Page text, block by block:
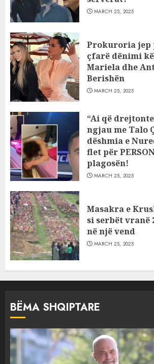
MARCH 25, 2025
Prokuroria jep
çfarë dënimi
Mariela dhe
Berishën
MARCH 25, 2025
“Ai që
ngjau me Talo
dëshmia e
flet për
plagosën!
MARCH 25, 2025
Masakra e
si serbët vranë
në një vend
MARCH 25, 2025
BËMA SHQIPTARE